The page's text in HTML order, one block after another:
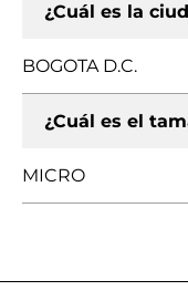
¿Cuál es la
BOGOTA D.C.
¿Cuál es el
MICRO